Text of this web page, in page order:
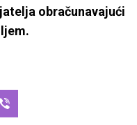
obračunavajući